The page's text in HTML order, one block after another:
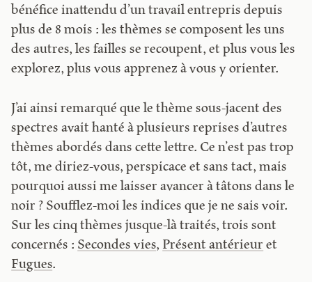
bénéfice inattendu d’un travail entrepris depuis
plus de 8 mois : les thèmes se composent les uns
des autres, les failles se recoupent, et plus vous les
explorez, plus vous apprenez à vous y orienter.
J’ai ainsi remarqué que le thème sous-jacent des
spectres avait hanté à plusieurs reprises d’autres
thèmes abordés dans cette lettre. Ce n’est pas trop
tôt, me diriez-vous, perspicace et sans tact, mais
pourquoi aussi me laisser avancer à tâtons dans le
noir ? Soufflez-moi les indices que je ne sais voir.
Sur les cinq thèmes jusque-là traités, trois sont
concernés : Secondes vies, Présent antérieur et
Fugues.